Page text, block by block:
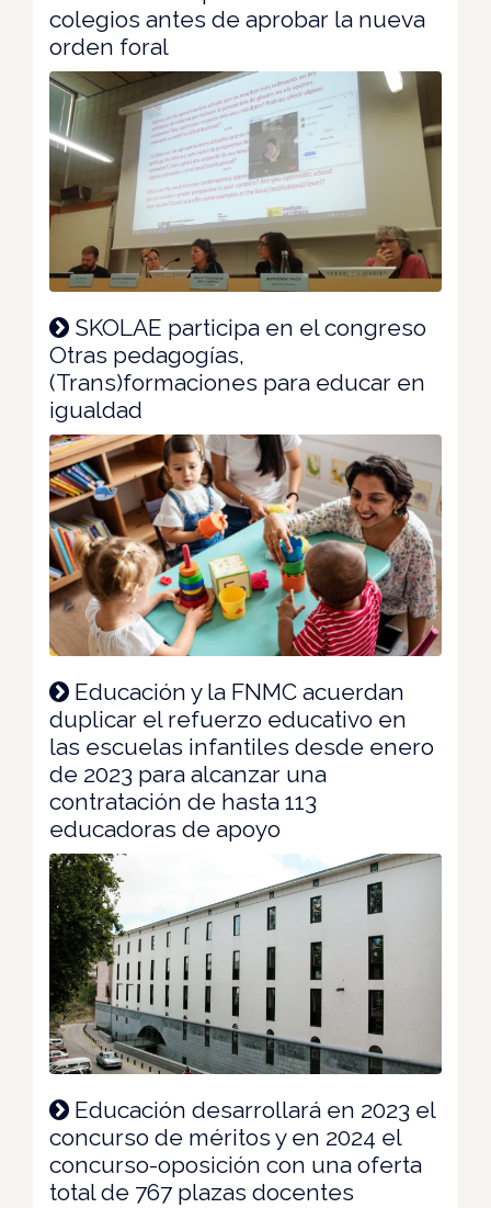
colegios antes de aprobar la nueva
orden foral
SKOLAE participa en el congreso
Otras pedagogías,
(Trans)formaciones para educar en
igualdad
Educación y la FNMC acuerdan
duplicar el refuerzo educativo en
las escuelas infantiles desde enero
de 2023 para alcanzar una
contratación de hasta 113
educadoras de apoyo
Educación desarrollará en 2023 el
concurso de méritos y en 2024 el
concurso-oposición con una oferta
total de 767 plazas docentes